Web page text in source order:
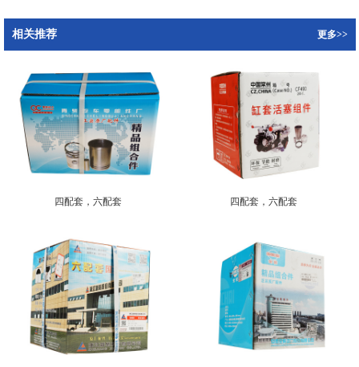
相关推荐 更多>>
四配套，六配套 四配套，六配套